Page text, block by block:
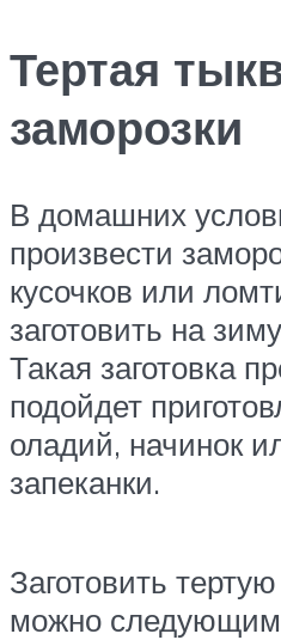
Тертая
заморозки
В домашних
произвести
кусочков или
заготовить на
Такая заготовка
подойдет
оладий, начинок
запеканки.
Заготовить
можно